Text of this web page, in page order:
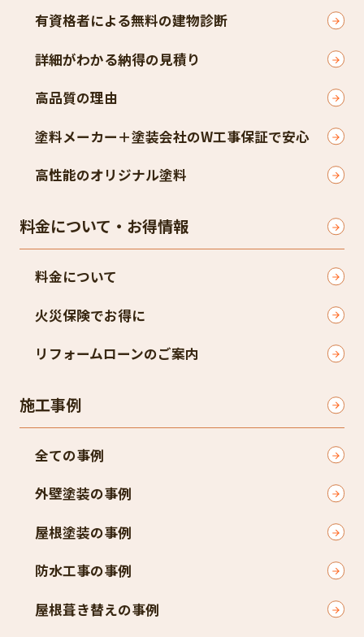
有資格者による無料の建物診断
詳細がわかる納得の見積り
高品質の理由
塗料メーカー＋塗装会社のW工事保証で安心
高性能のオリジナル塗料
料金について・お得情報
料金について
火災保険でお得に
リフォームローンのご案内
施工事例
全ての事例
外壁塗装の事例
屋根塗装の事例
防水工事の事例
屋根葺き替えの事例